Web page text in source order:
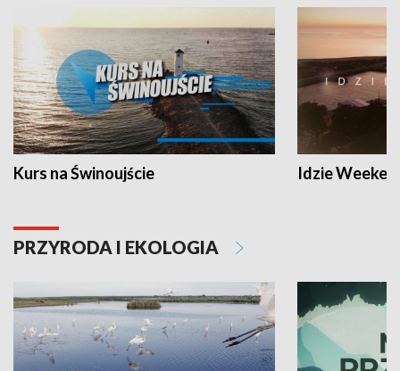
Kurs na Świnoujście Idzie
PRZYRODA I EKOLOGIA